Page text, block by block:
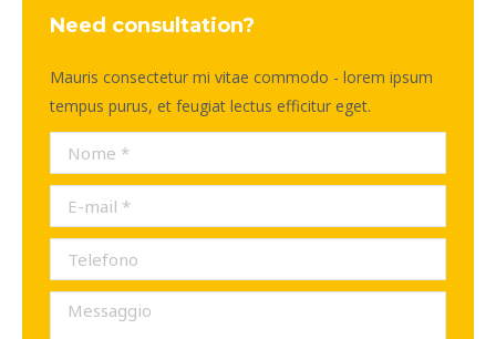
Need consultation?
Mauris consectetur mi vitae commodo - lorem ipsum
tempus purus, et feugiat lectus efficitur eget.
Nome *
E-mail *
Telefono
Messaggio